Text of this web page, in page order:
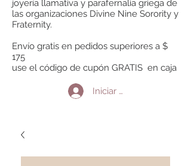
joyería llamativa y parafernalia griega de
las organizaciones Divine Nine Sorority y
Fraternity.
Envío gratis en pedidos superiores a $
175
use el código de cupón GRATIS en caja
Iniciar sesión